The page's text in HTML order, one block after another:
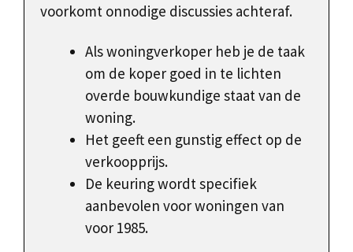
voorkomt onnodige discussies achteraf.
Als woningverkoper heb je de taak
om de koper goed in te lichten
overde bouwkundige staat van de
woning.
Het geeft een gunstig effect op de
verkoopprijs.
De keuring wordt specifiek
aanbevolen voor woningen van
voor 1985.